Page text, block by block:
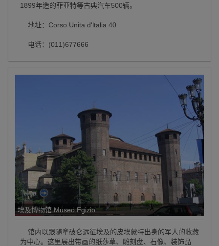
1899年造的菲亚特等古典汽车500辆。
地址：Corso Unita d'ltalia 40
电话：(011)677666
埃及博物馆 Museo Egizio
馆内以跟随拿破仑远征埃及的皮埃蒙特出身的军人的收藏
为中心。这里展出带画的纸莎草、雕刻盘、石像、装饰品